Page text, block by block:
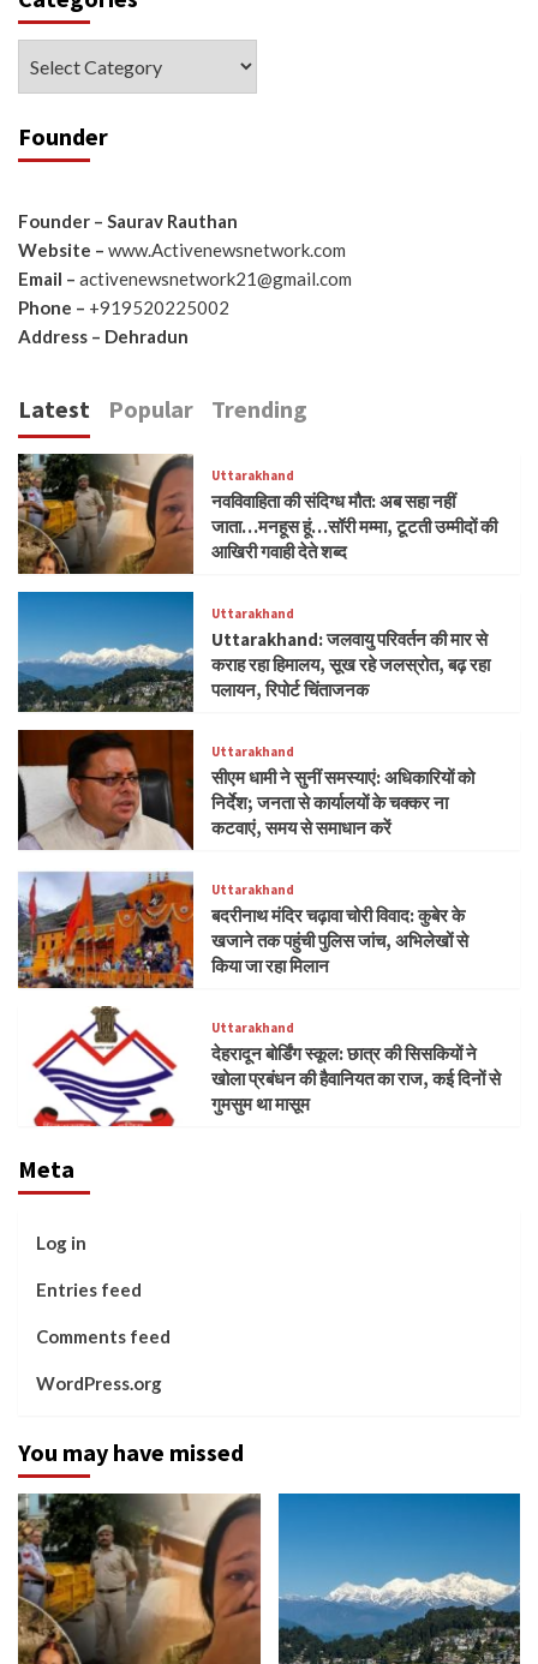
Founder
Founder – Saurav Rauthan
Website – www.Activenewsnetwork.com
Email – activenewsnetwork21@gmail.com
Phone – +919520225002
Address – Dehradun
Latest Popular Trending
Uttarakhand
नवविवाहिता की संदिग्ध मौत: अब सहा नहीं
जाता…मनहूस हूं…सॉरी मम्मा, टूटती उम्मीदों की
आखिरी गवाही देते शब्द
Uttarakhand
Uttarakhand: जलवायु परिवर्तन की मार से
कराह रहा हिमालय, सूख रहे जलस्रोत, बढ़ रहा
पलायन, रिपोर्ट चिंताजनक
Uttarakhand
सीएम धामी ने सुनीं समस्याएं: अधिकारियों को
निर्देश; जनता से कार्यालयों के चक्कर ना
कटवाएं, समय से समाधान करें
Uttarakhand
बदरीनाथ मंदिर चढ़ावा चोरी विवाद: कुबेर के
खजाने तक पहुंची पुलिस जांच, अभिलेखों से
किया जा रहा मिलान
Uttarakhand
देहरादून बोर्डिंग स्कूल: छात्र की सिसकियों ने
खोला प्रबंधन की हैवानियत का राज, कई दिनों से
गुमसुम था मासूम
Meta
Log in
Entries feed
Comments feed
WordPress.org
You may have missed